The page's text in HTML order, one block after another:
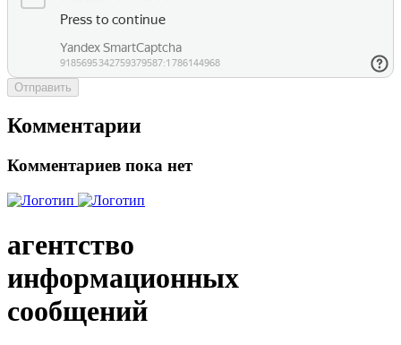
Отправить
Комментарии
Комментариев пока нет
агентство
информационных
сообщений